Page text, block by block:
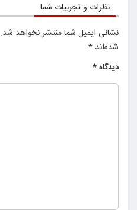
نظرات و تجربیات شما
نشانی ایمیل شما منتشر نخواهد شد.
شده‌اند *
دیدگاه*